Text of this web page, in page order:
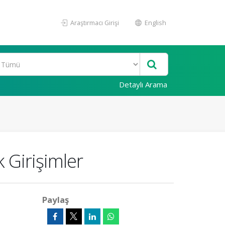
Araştırmacı Girişi English
Detaylı Arama
Girişimler
Paylaş